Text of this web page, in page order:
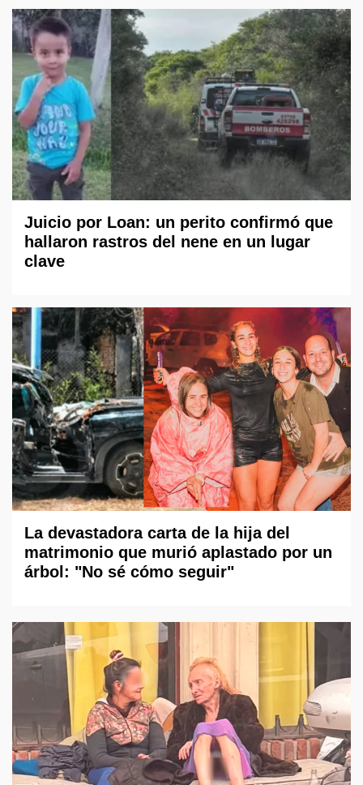
Juicio por Loan: un perito confirmó que
hallaron rastros del nene en un lugar
clave
La devastadora carta de la hija del
matrimonio que murió aplastado por un
árbol: "No sé cómo seguir"